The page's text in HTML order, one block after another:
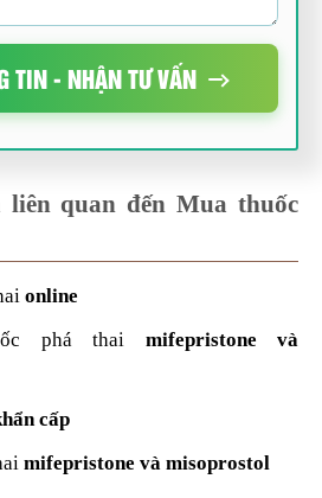
TIN - NHẬN TƯ VẤN
quan đến Mua thuốc
online
phá thai mifepristone và
cấp
mifepristone và misoprostol